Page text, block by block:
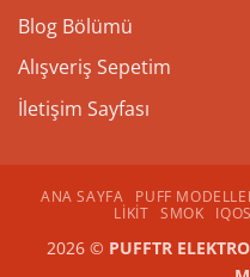
Blog Bölümü
Alışveriş Sepetim
İletişim Sayfası
ANA SAYFA PUFF
LIKIT SMOK IQOS
2026 © PUFFTR